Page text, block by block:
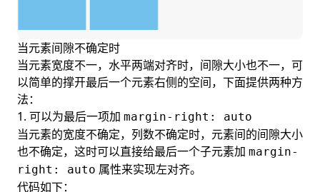
当元素间隙不确定时
当元素宽度不一，水平两端对齐时，间隙大小也不一，可
以简单的撑开最后一个元素右侧的空间，下面提供两种方
法：
1. 可以为最后一项加 margin-right: auto
当元素的宽度不确定，列数不确定时，元素间的间隙大小
也不确定，这时可以直接给最后一个子元素加 margin-
right: auto 属性来实现左对齐。
代码如下：